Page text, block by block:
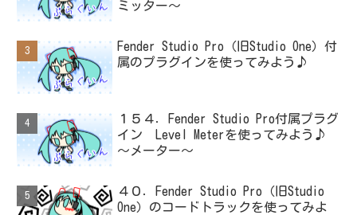
ミッター～
Fender Studio Pro（旧Studio One）付
属のプラグインを使ってみよう♪
１５４．Fender Studio Pro付属プラグ
イン Level Meterを使ってみよう♪
～メーター～
４０．Fender Studio Pro（旧Studio
One）のコードトラックを使ってみよ